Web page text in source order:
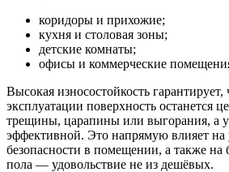
коридоры и прихожие;
кухня и столовая зоны;
детские комнаты;
офисы и коммерческие
Высокая износостойкость
эксплуатации поверхность останется
трещины, царапины или выгорания, а
эффективной. Это напрямую влияет на
безопасности в помещении, а также
пола — удовольствие не из дешёвых.